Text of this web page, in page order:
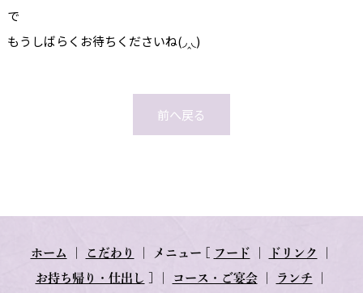
で
もうしばらくお待ちくださいね(◞‸◟)
前へ戻る
ホーム こだわり メニュー フード ドリンク
お持ち帰り・仕出し コース・ご宴会｜ ランチ